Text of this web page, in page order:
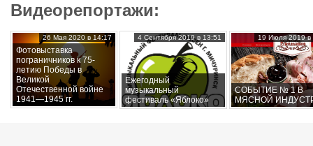
Видеорепортажи:
Фотовыставка
пограничников к 75-
летию Победы в
Великой
Отечественной войне
1941—1945 гг.
26 Мая 2020 в 14:17
Ежегодный
музыкальный
фестиваль «Яблоко»
4 Сентября 2019 в 13:51
СОБЫТИЕ № 1 В
МЯСНОЙ
19 Июля 2019 в